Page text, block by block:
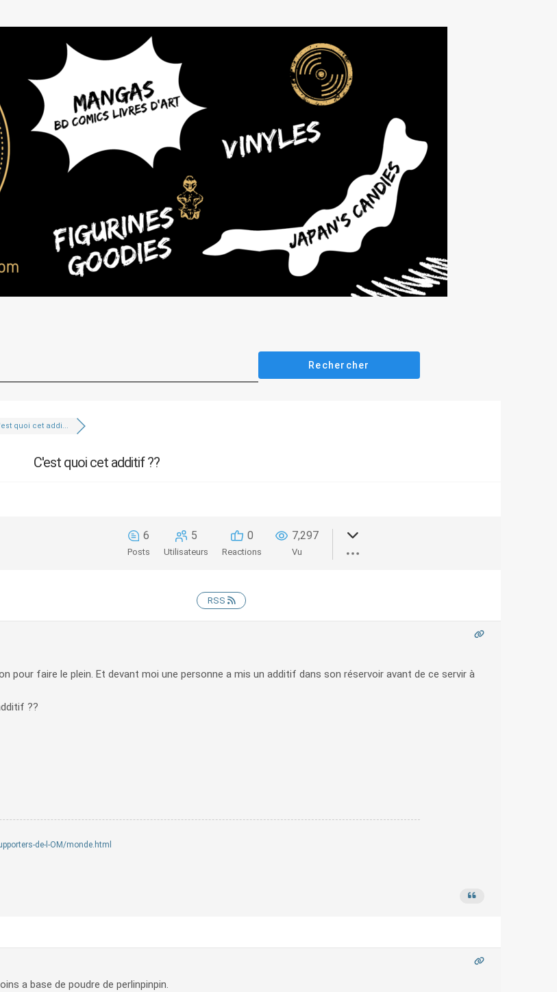
quoi cet addi...
C'est quoi cet additif ??
6
Posts
5
Utilisateurs
0
Reactions
7,297
Vu
RSS
pour faire le plein. Et devant moi une personne a mis un additif dans son réservoir avant de ce servir à
??
de-l-OM/monde.html
a base de poudre de perlinpinpin.